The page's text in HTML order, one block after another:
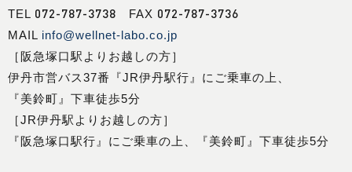
TEL 072-787-3738 FAX 072-787-3736
MAIL info@wellnet-labo.co.jp
［阪急塚口駅よりお越しの方］
伊丹市営バス37番『JR伊丹駅行』にご乗車の上、
『美鈴町』下車徒歩5分
［JR伊丹駅よりお越しの方］
『阪急塚口駅行』にご乗車の上、『美鈴町』下車徒歩5分